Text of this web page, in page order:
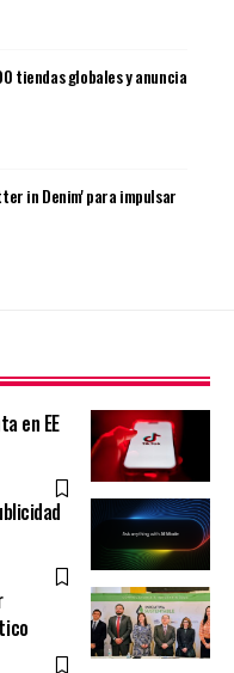
tiendas globales y anuncia
in Denim' para impulsar
en EE